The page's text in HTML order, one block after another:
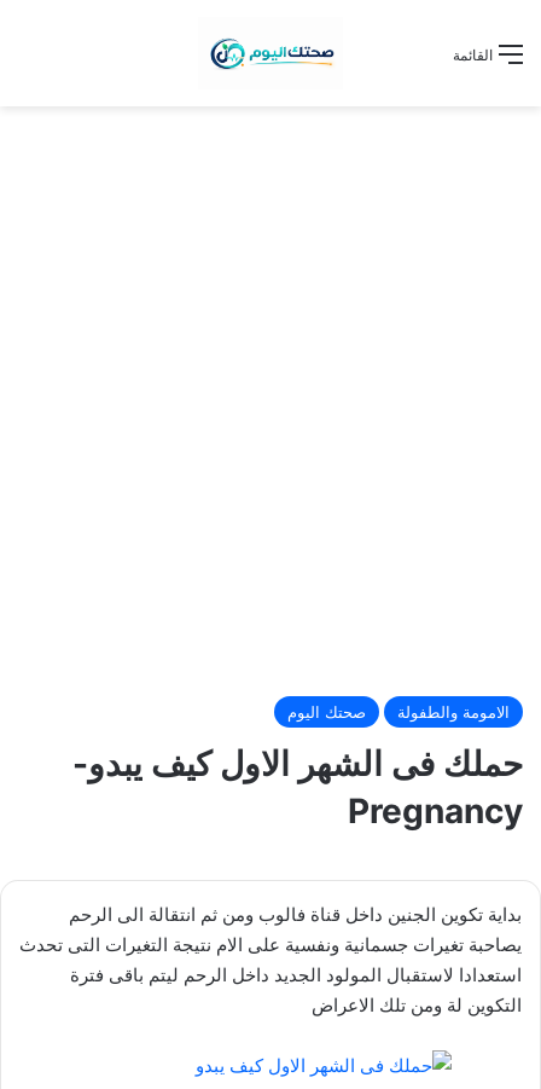
القائمة
الامومة والطفولة صحتك اليوم
حملك فى الشهر الاول كيف يبدو-
Pregnancy
بداية تكوين الجنين داخل قناة فالوب ومن ثم انتقالة الى الرحم
يصاحبة تغيرات جسمانية ونفسية على الام نتيجة التغيرات التى تحدث
استعدادا لاستقبال المولود الجديد داخل الرحم ليتم باقى فترة
التكوين لة ومن تلك الاعراض